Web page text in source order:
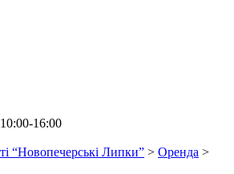
16:00
“Новопечерські Липки” > Оренда >